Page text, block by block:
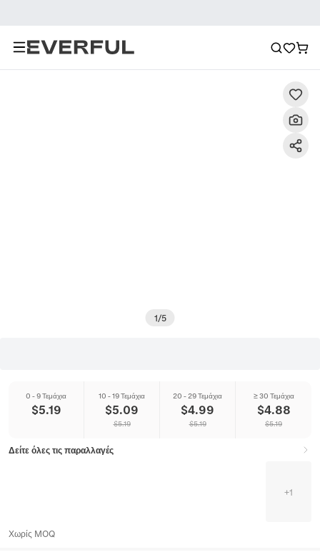
1/5
0 - 9 Τεμάχια
$5.19
10 - 19 Τεμάχια
$5.09
$5.19
20 - 29 Τεμάχια
$4.99
$5.19
≥ 30 Τεμάχια
$4.88
$5.19
Δείτε όλες τις παραλλαγές
+1
Χωρίς MOQ